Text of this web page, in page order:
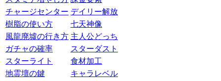
チャージセンター デイリー解放
樹脂の使い方
七天神像
風龍廃墟の行き方 主人公どっち
ガチャの確率
スターダスト
スターライト
食材加工
地霊壇の鍵
キャラレベル